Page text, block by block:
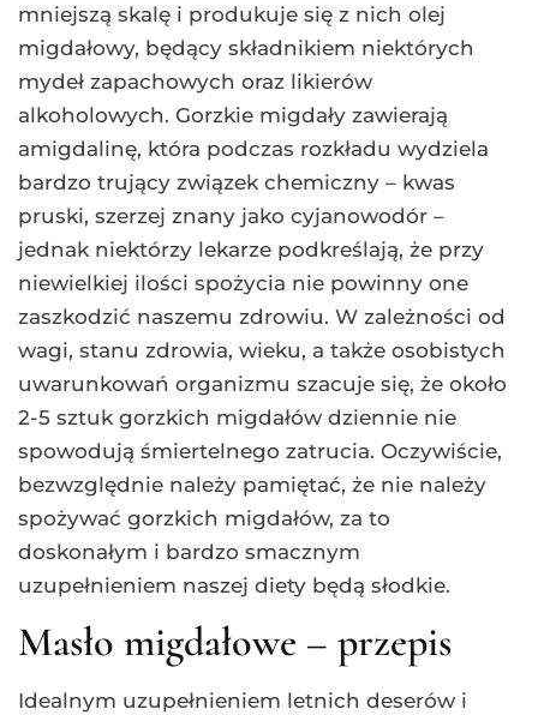
mniejszą skalę i produkuje się z nich olej
migdałowy, będący składnikiem niektórych
mydeł zapachowych oraz likierów
alkoholowych. Gorzkie migdały zawierają
amigdalinę, która podczas rozkładu wydziela
bardzo trujący związek chemiczny – kwas
pruski, szerzej znany jako cyjanowodór –
jednak niektórzy lekarze podkreślają, że przy
niewielkiej ilości spożycia nie powinny one
zaszkodzić naszemu zdrowiu. W zależności od
wagi, stanu zdrowia, wieku, a także osobistych
uwarunkowań organizmu szacuje się, że około
2-5 sztuk gorzkich migdałów dziennie nie
spowodują śmiertelnego zatrucia. Oczywiście,
bezwzględnie należy pamiętać, że nie należy
spożywać gorzkich migdałów, za to
doskonałym i bardzo smacznym
uzupełnieniem naszej diety będą słodkie.
Masło migdałowe – przepis
Idealnym uzupełnieniem letnich deserów i